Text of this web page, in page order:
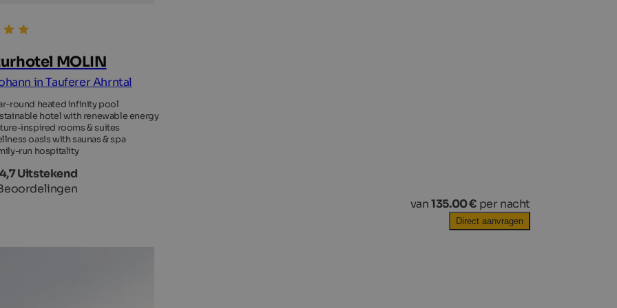
MOLIN
in Tauferer Ahrntal
round heated infinity pool
hotel with renewable energy
inspired rooms & suites
oasis with saunas & spa
run hospitality
Uitstekend
van135.00 € per nacht
Direct aanvragen